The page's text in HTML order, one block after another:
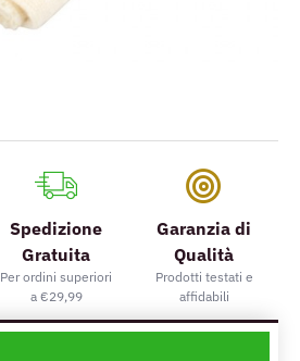
Spedizione
Gratuita
Per ordini superiori
a €29,99
Garanzia di
Qualità
Prodotti testati e
affidabili